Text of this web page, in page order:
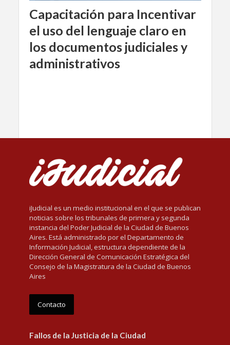
Capacitación para Incentivar
el uso del lenguaje claro en
los documentos judiciales y
administrativos
iJudicial es un medio institucional en el que se publican
noticias sobre los tribunales de primera y segunda
instancia del Poder Judicial de la Ciudad de Buenos
Aires. Está administrado por el Departamento de
Información Judicial, estructura dependiente de la
Dirección General de Comunicación Estratégica del
Consejo de la Magistratura de la Ciudad de Buenos
Aires
Contacto
Fallos de la Justicia de la Ciudad